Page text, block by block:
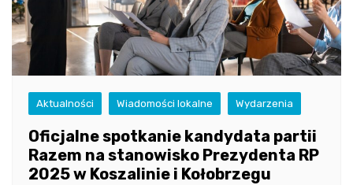
Aktualności Wiadomości lokalne Wydarzenia
Oficjalne spotkanie kandydata partii
Razem na stanowisko Prezydenta RP
2025 w Koszalinie i Kołobrzegu